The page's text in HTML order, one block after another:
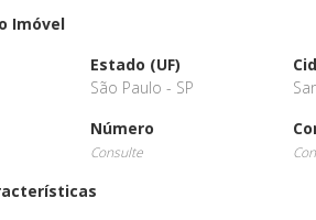
Imóvel
Estado (UF)
São Paulo - SP
Número
Consulte